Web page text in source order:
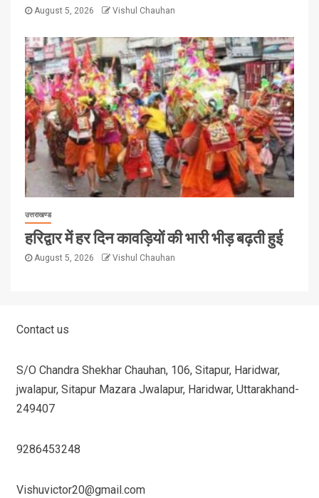
August 5, 2026 Vishul Chauhan
उत्तराखण्ड
हरिद्वार में हर दिन कावड़ियों की भारी भीड़ बढ़ती हुई
August 5, 2026 Vishul Chauhan
Contact us
S/O Chandra Shekhar Chauhan, 106, Sitapur, Haridwar,
jwalapur, Sitapur Mazara Jwalapur, Haridwar, Uttarakhand-
249407
9286453248
Vishuvictor20@gmail.com